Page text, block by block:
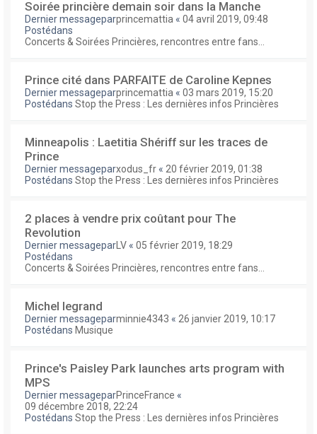
Soirée princière demain soir dans la Manche
Dernier messageparprincemattia « 04 avril 2019, 09:48
Postédans
Concerts & Soirées Princières, rencontres entre fans...
Prince cité dans PARFAITE de Caroline Kepnes
Dernier messageparprincemattia « 03 mars 2019, 15:20
Postédans Stop the Press : Les dernières infos Princières
Minneapolis : Laetitia Shériff sur les traces de
Prince
Dernier messageparxodus_fr « 20 février 2019, 01:38
Postédans Stop the Press : Les dernières infos Princières
2 places à vendre prix coûtant pour The
Revolution
Dernier messagepar LV « 05 février 2019, 18:29
Postédans
Concerts & Soirées Princières, rencontres entre fans...
Michel legrand
Dernier messageparminnie4343 « 26 janvier 2019, 10:17
Postédans Musique
Prince's Paisley Park launches arts program with
MPS
Dernier messageparPrinceFrance «
09 décembre 2018, 22:24
Postédans Stop the Press : Les dernières infos Princières